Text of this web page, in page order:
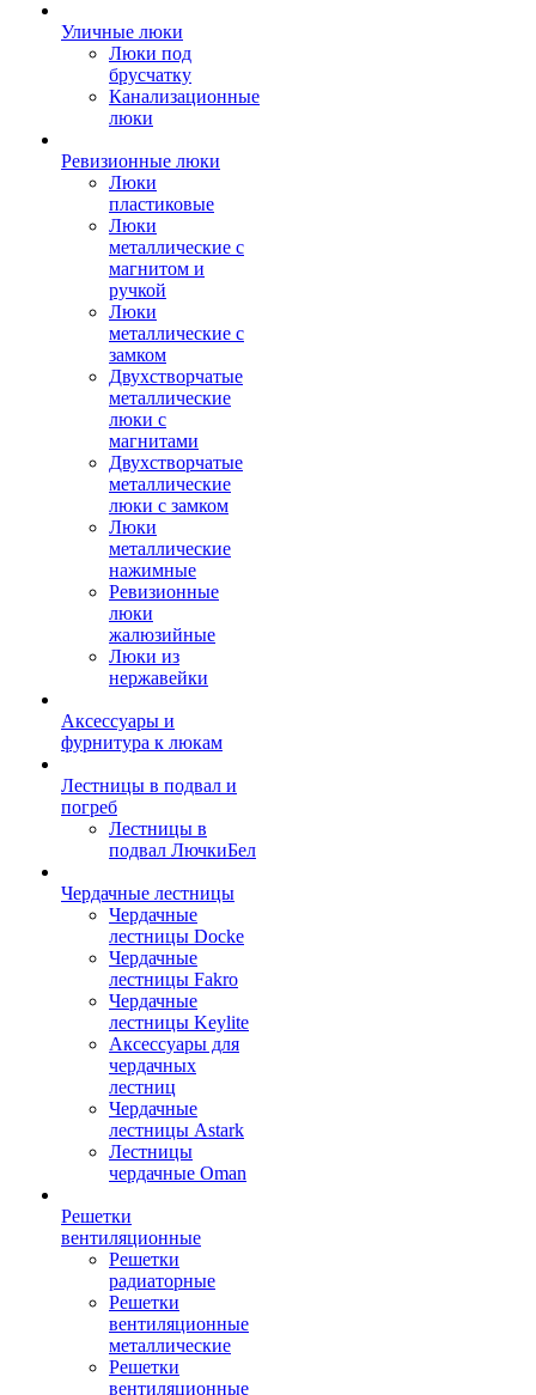
Уличные люки
Люки под
брусчатку
Канализационные
люки
Ревизионные люки
Люки
пластиковые
Люки
металлические с
магнитом и
ручкой
Люки
металлические с
замком
Двухстворчатые
металлические
люки с
магнитами
Двухстворчатые
металлические
люки с замком
Люки
металлические
нажимные
Ревизионные
люки
жалюзийные
Люки из
нержавейки
Аксессуары и
фурнитура к люкам
Лестницы в подвал и
погреб
Лестницы в
подвал ЛючкиБел
Чердачные лестницы
Чердачные
лестницы Docke
Чердачные
лестницы Fakro
Чердачные
лестницы Keylite
Аксессуары для
чердачных
лестниц
Чердачные
лестницы Astark
Лестницы
чердачные Oman
Решетки
вентиляционные
Решетки
радиаторные
Решетки
вентиляционные
металлические
Решетки
вентиляционные